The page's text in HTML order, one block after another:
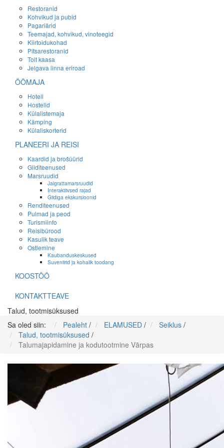
Restoranid
Kohvikud ja pubid
Pagariärid
Teemajad, kohvikud, vinoteegid
Kiirtoidukohad
Pitsarestoranid
Toit kaasa
Jelgava linna eriroad
ÖÖMAJA
Hotell
Hostelid
Külalistemaja
Kämping
Külaliskorterid
PLANEERI JA REISI
Kaardid ja brošüürid
Giiditeenused
Marsruudid
Jalgrattamarsruudid
Interaktiivsed rajad
Giidiga ekskursioonid
Renditeenused
Pulmad ja peod
Turismiinfo
Reisibürood
Kasulik teave
Ostlemine
Kaubanduskeskused
Suveniirid ja kohalik toodang
KOOSTÖÖ
KONTAKTTEAVE
Talud, tootmisüksused
Sa oled siin:
Pealeht / ELAMUSED / Seiklus /
Talud, tootmisüksused /
Talumajapidamine ja kodutootmine Vārpas